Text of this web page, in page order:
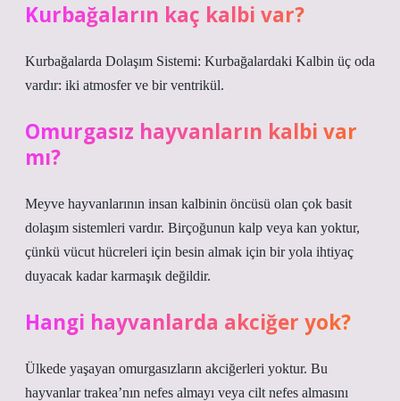
Kurbağaların kaç kalbi var?
Kurbağalarda Dolaşım Sistemi: Kurbağalardaki Kalbin üç oda
vardır: iki atmosfer ve bir ventrikül.
Omurgasız hayvanların kalbi var
mı?
Meyve hayvanlarının insan kalbinin öncüsü olan çok basit
dolaşım sistemleri vardır. Birçoğunun kalp veya kan yoktur,
çünkü vücut hücreleri için besin almak için bir yola ihtiyaç
duyacak kadar karmaşık değildir.
Hangi hayvanlarda akciğer yok?
Ülkede yaşayan omurgasızların akciğerleri yoktur. Bu
hayvanlar trakea’nın nefes almayı veya cilt nefes almasını